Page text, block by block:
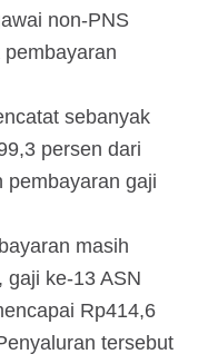
non-PNS
sebanyak
persen dari
pembayaran gaji
masih
gaji ke-13 ASN
Rp414,6
tersebut